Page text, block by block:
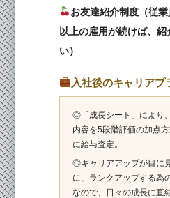
お友達紹介制度（従
以上の雇用が続けば、紹
い）
入社後のキャリアプ
◎「成長シート」により
内容を5段階評価の加点
に給与査定。
◎キャリアアップが目に
に、ランクアップする為
なので、日々の成長に直